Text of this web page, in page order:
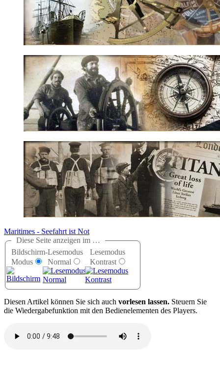
Maritimes - Seefahrt ist Not
Diese Seite anzeigen im …
Bildschirm-
Modus
Lesemodus
Normal
Lesemodus
Kontrast
Diesen Artikel können Sie sich auch vorlesen lassen. Steuern Sie
die Wiedergabefunktion mit den Bedienelementen des Players.